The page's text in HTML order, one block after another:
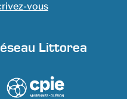
vous
Littorea